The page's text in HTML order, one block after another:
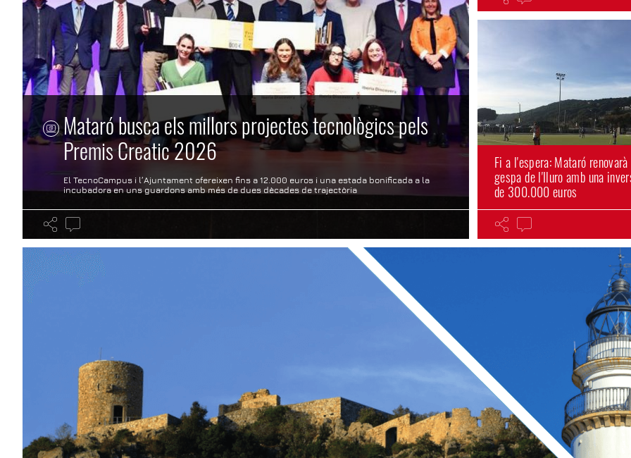
Mataró busca els millors projectes tecnològics pels
Premis Creatic 2026
El TecnoCampus i l’Ajuntament ofereixen fins a 12.000 euros i una estada bonificada a la
incubadora en uns guardons amb més de dues dècades de trajectòria
Fi a l'espera: Mataró
gespa de l'Iluro amb una
de 300.000 euros